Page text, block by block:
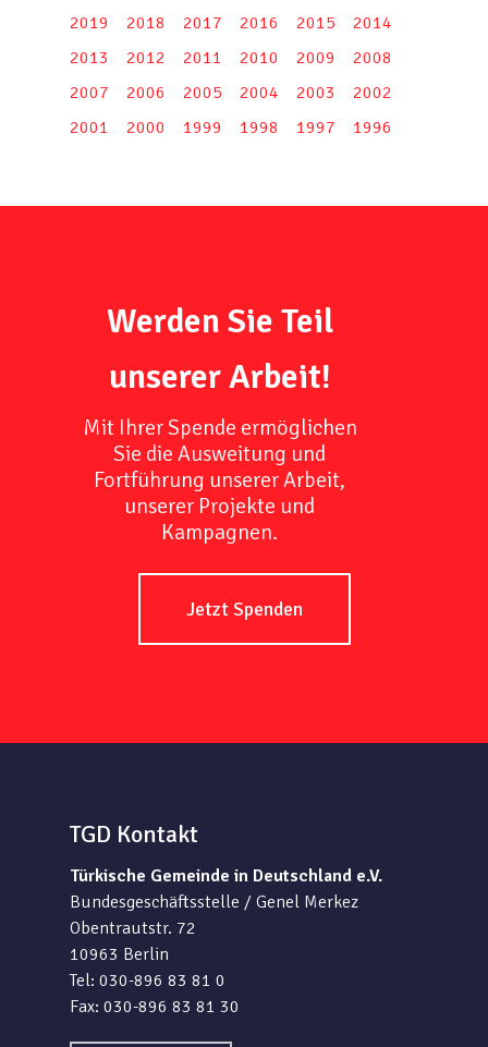
2019
2018 2017 2016 2015
2014
2013
2012 2011 2010 2009
2008
2007
2006 2005 2004 2003
2002
2001
2000 1999 1998 1997 1996
Werden Sie Teil
unserer Arbeit!
Mit Ihrer Spende ermöglichen
Sie die Ausweitung und
Fortführung unserer Arbeit,
unserer Projekte und
Kampagnen.
Jetzt Spenden
TGD Kontakt
Türkische Gemeinde in Deutschland e.V.
Bundesgeschäftsstelle / Genel Merkez
Obentrautstr. 72
10963 Berlin
Tel: 030-896 83 81 0
Fax: 030-896 83 81 30